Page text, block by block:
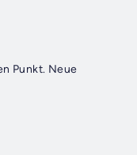
Punkt. Neue